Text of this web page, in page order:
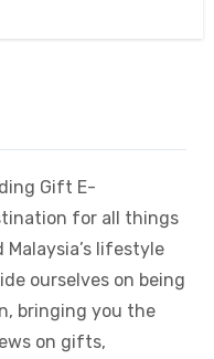
Gift E-
for all things
lifestyle
ourselves on being
bringing you the
on gifts,